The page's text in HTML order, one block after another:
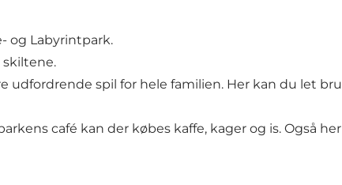
og Labyrintpark.
udfordrende spil for hele familien. Her kan du let
café kan der købes kaffe, kager og is. Også